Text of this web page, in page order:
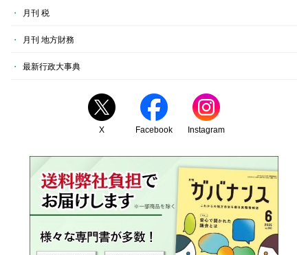
月刊 税
月刊 地方財務
最新行政大事典
X Facebook Instagram